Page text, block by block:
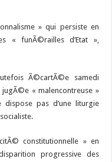
» qui persiste en
« funÃ©railles d’Etat »,
Ã©cartÃ©e samedi
« malencontreuse »
pas d’une liturgie
constitutionnelle » en
progressive des